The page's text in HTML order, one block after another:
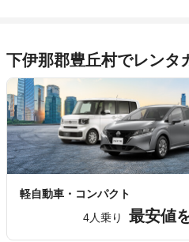
下伊那郡豊丘村でレンタ
軽自動車・コンパクト
4人乗り
最安値